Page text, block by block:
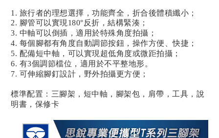
1. 旅行者的理想選擇，功能齊全，折合後體積纖小；
2. 腳管可以實現180°反折，結構緊湊；
3. 中軸可以倒插，適用於特殊角度拍攝；
4. 每個腳都有角度自動調節按鈕，操作方便、快捷；
5. 配備短中軸，可以實現超低角度或微距拍攝；
6. 有3個調節檔位，適用於不平整地形。
7. 可伸縮腳釘設計，野外拍攝更方便；
標準配置：三腳架，短中軸，腳架包，肩帶，工具，說
明書，保修卡